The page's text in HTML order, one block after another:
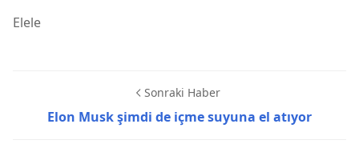
Elele
Sonraki Haber
Elon Musk şimdi de içme suyuna el atıyor